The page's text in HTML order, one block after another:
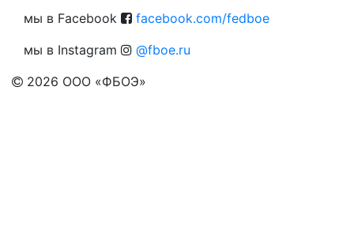
мы в Facebook
facebook.com/fedboe
мы в Instagram
@fboe.ru
2026 ООО «ФБОЭ»